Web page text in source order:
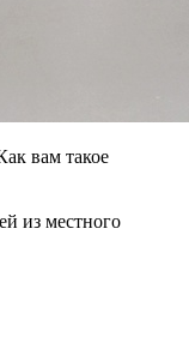
вам такое
из местного